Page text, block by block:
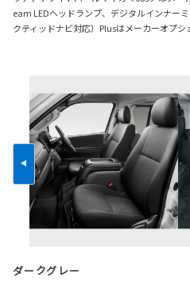
eam LEDヘッドランプ、デジタルインナー
クティッドナビ対応）Plusはメーカーオプシ
ダークグレー